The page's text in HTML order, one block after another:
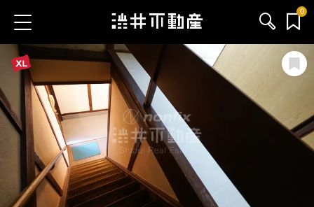
0
お気に入り物件 お問い合わせ
ブログ
サービス内容
渋井不動産のメンバー